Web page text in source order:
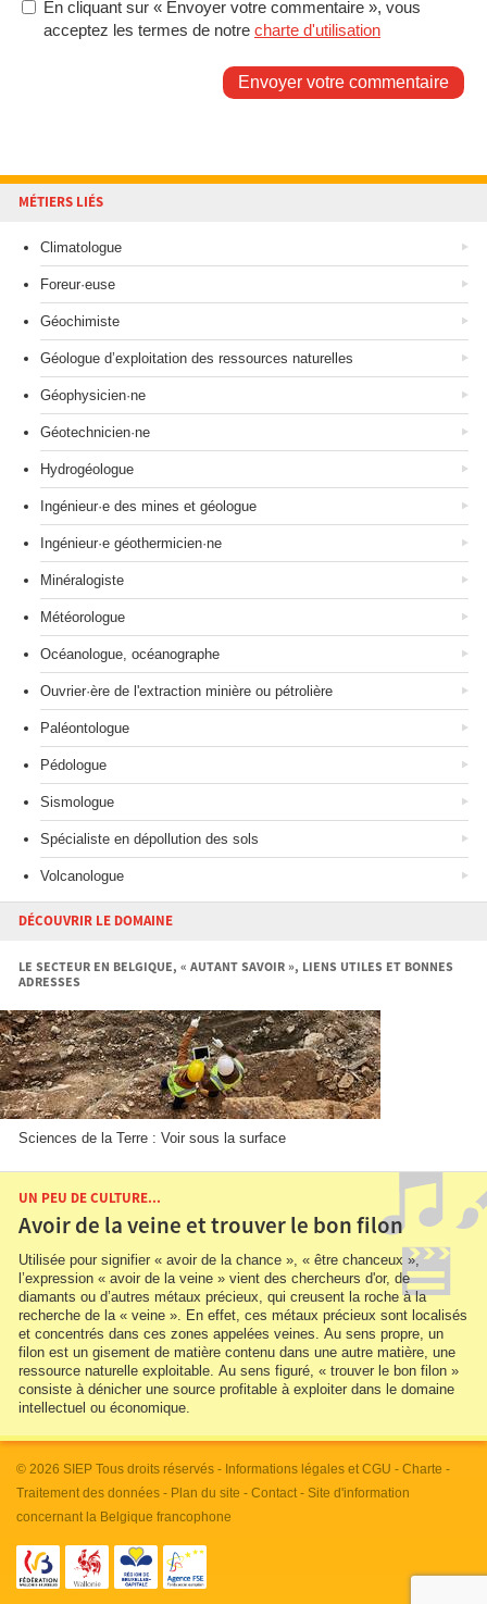
En cliquant sur « Envoyer votre commentaire », vous
acceptez les termes de notre charte d'utilisation
Envoyer votre commentaire
MÉTIERS LIÉS
Climatologue
Foreur·euse
Géochimiste
Géologue d’exploitation des ressources naturelles
Géophysicien·ne
Géotechnicien·ne
Hydrogéologue
Ingénieur·e des mines et géologue
Ingénieur·e géothermicien·ne
Minéralogiste
Météorologue
Océanologue, océanographe
Ouvrier·ère de l'extraction minière ou pétrolière
Paléontologue
Pédologue
Sismologue
Spécialiste en dépollution des sols
Volcanologue
DÉCOUVRIR LE DOMAINE
LE SECTEUR EN BELGIQUE, « AUTANT SAVOIR », LIENS UTILES ET BONNES
ADRESSES
Sciences de la Terre : Voir sous la surface
UN PEU DE CULTURE...
Avoir de la veine et trouver le bon filon
Utilisée pour signifier « avoir de la chance », « être chanceux »,
l’expression « avoir de la veine » vient des chercheurs d'or, de
diamants ou d’autres métaux précieux, qui creusent la roche à la
recherche de la « veine ». En effet, ces métaux précieux sont localisés
et concentrés dans ces zones appelées veines. Au sens propre, un
filon est un gisement de matière contenu dans une autre matière, une
ressource naturelle exploitable. Au sens figuré, « trouver le bon filon »
consiste à dénicher une source profitable à exploiter dans le domaine
intellectuel ou économique.
© 2026 SIEP Tous droits réservés - Informations légales et CGU - Charte -
Traitement des données - Plan du site - Contact- Site d'information
concernant la Belgique francophone